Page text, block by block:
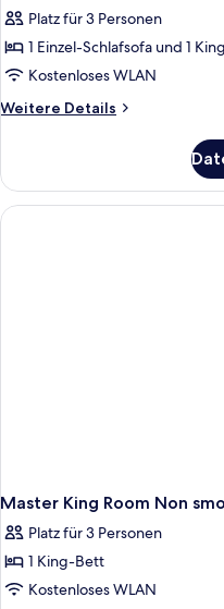
Platz für 3 Personen
1 Einzel-Schlafsofa und 1
Kostenloses WLAN
Weitere Details
Weitere
Suite
Non
smoking
Master King Room Non
Platz für 3 Personen
1 King-Bett
Kostenloses WLAN